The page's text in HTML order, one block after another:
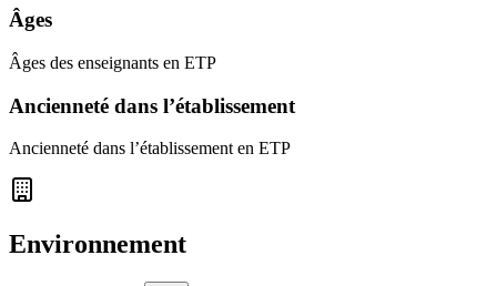
Âges
Âges des enseignants en ETP
Ancienneté dans l’établissement
Ancienneté dans l’établissement en ETP
Environnement